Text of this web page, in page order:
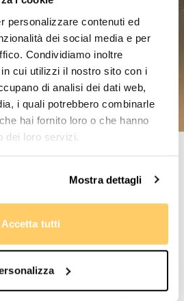
personalizzare contenuti ed
dei social media e per
Condividiamo inoltre
cui utilizzi il nostro sito con i
di analisi dei dati web,
i quali potrebbero combinarle
hai fornito loro o che hanno
dei loro servizi.
Mostra dettagli
Accetta tutti
correlati